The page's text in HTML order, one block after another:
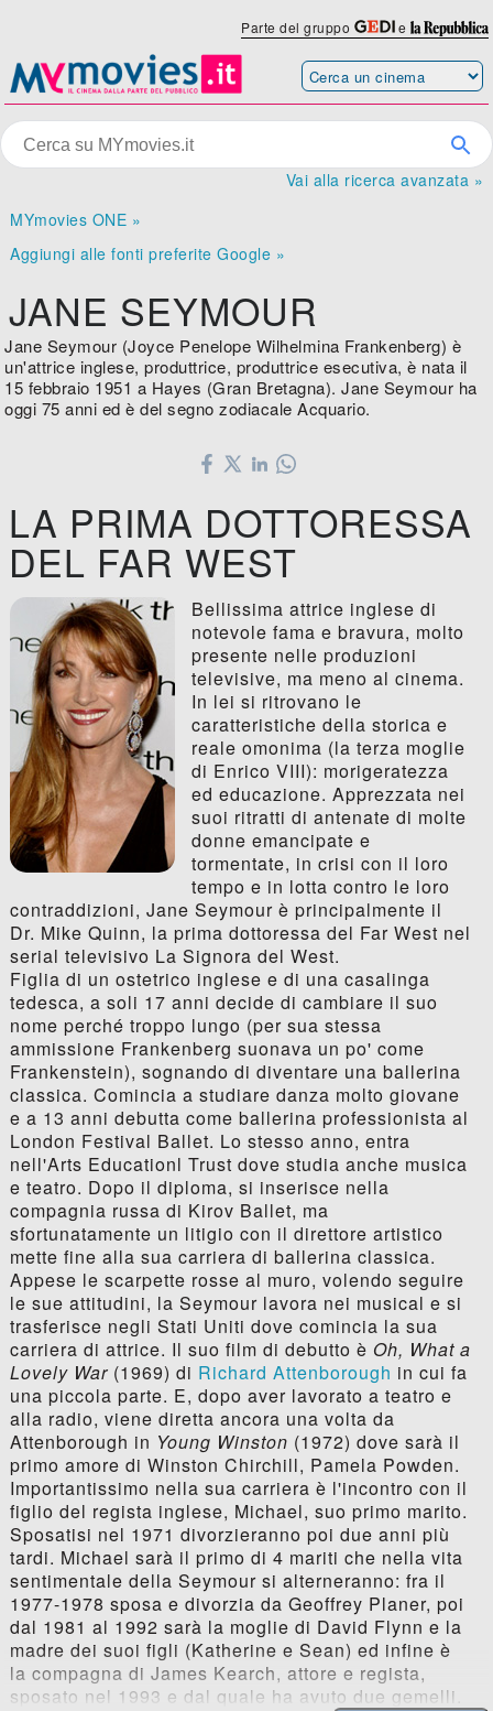
Parte del gruppo e
Vai alla ricerca avanzata »
MYmovies ONE »
Aggiungi alle fonti preferite Google »
JANE SEYMOUR
Jane Seymour (Joyce Penelope Wilhelmina Frankenberg) è
un'attrice inglese, produttrice, produttrice esecutiva, è nata il
15 febbraio 1951 a Hayes (Gran Bretagna). Jane Seymour ha
oggi 75 anni ed è del segno zodiacale Acquario.
LA PRIMA DOTTORESSA
DEL FAR WEST
Bellissima attrice inglese di
notevole fama e bravura, molto
presente nelle produzioni
televisive, ma meno al cinema.
In lei si ritrovano le
caratteristiche della storica e
reale omonima (la terza moglie
di Enrico VIII): morigeratezza
ed educazione. Apprezzata nei
suoi ritratti di antenate di molte
donne emancipate e
tormentate, in crisi con il loro
tempo e in lotta contro le loro
contraddizioni, Jane Seymour è principalmente il
Dr. Mike Quinn, la prima dottoressa del Far West nel
serial televisivo La Signora del West.
Figlia di un ostetrico inglese e di una casalinga
tedesca, a soli 17 anni decide di cambiare il suo
nome perché troppo lungo (per sua stessa
ammissione Frankenberg suonava un po' come
Frankenstein), sognando di diventare una ballerina
classica. Comincia a studiare danza molto giovane
e a 13 anni debutta come ballerina professionista al
London Festival Ballet. Lo stesso anno, entra
nell'Arts Educationl Trust dove studia anche musica
e teatro. Dopo il diploma, si inserisce nella
compagnia russa di Kirov Ballet, ma
sfortunatamente un litigio con il direttore artistico
mette fine alla sua carriera di ballerina classica.
Appese le scarpette rosse al muro, volendo seguire
le sue attitudini, la Seymour lavora nei musical e si
trasferisce negli Stati Uniti dove comincia la sua
carriera di attrice. Il suo film di debutto è Oh, What a
Lovely War(1969) di Richard Attenborough in cui fa
una piccola parte. E, dopo aver lavorato a teatro e
alla radio, viene diretta ancora una volta da
Attenborough in Young Winston (1972) dove sarà il
primo amore di Winston Chirchill, Pamela Powden.
Importantissimo nella sua carriera è l'incontro con il
figlio del regista inglese, Michael, suo primo marito.
Sposatisi nel 1971 divorzieranno poi due anni più
tardi. Michael sarà il primo di 4 mariti che nella vita
sentimentale della Seymour si alterneranno: fra il
1977-1978 sposa e divorzia da Geoffrey Planer, poi
dal 1981 al 1992 sarà la moglie di David Flynn e la
madre dei suoi figli (Katherine e Sean) ed infine è
la compagna di James Kearch, attore e regista,
sposato nel 1993 e dal quale ha avuto due gemelli.